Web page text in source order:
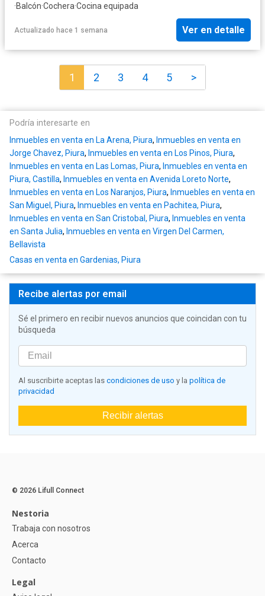
·Balcón·Cochera·Cocina equipada
Actualizado hace 1 semana Ver en detalle
1 2 3 4 5 >
Podría interesarte en
Inmuebles en venta en La Arena, Piura, Inmuebles en venta en
Jorge Chavez, Piura, Inmuebles en venta en Los Pinos, Piura,
Inmuebles en venta en Las Lomas, Piura, Inmuebles en venta en
Piura, Castilla, Inmuebles en venta en Avenida Loreto Norte,
Inmuebles en venta en Los Naranjos, Piura, Inmuebles en venta en
San Miguel, Piura, Inmuebles en venta en Pachitea, Piura,
Inmuebles en venta en San Cristobal, Piura, Inmuebles en venta
en Santa Julia, Inmuebles en venta en Virgen Del Carmen,
Bellavista
Casas en venta en Gardenias, Piura
Recibe alertas por email
Sé el primero en recibir nuevos anuncios que coincidan con tu
búsqueda
Al suscribirte aceptas las condiciones de uso y la política de
privacidad
Recibir alertas
© 2026 Lifull Connect
Nestoria
Trabaja con nosotros
Acerca
Contacto
Legal